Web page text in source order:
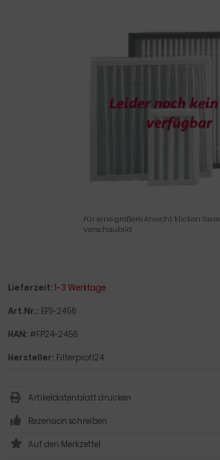
Für eine größere Ansicht klicken Sie
Vorschaubild
Lieferzeit: 1-3 Werktage
Art.Nr.: EFS-2456
HAN: #FP24-2456
Hersteller: Filterprofi24
Artikeldatenblatt drucken
Rezension schreiben